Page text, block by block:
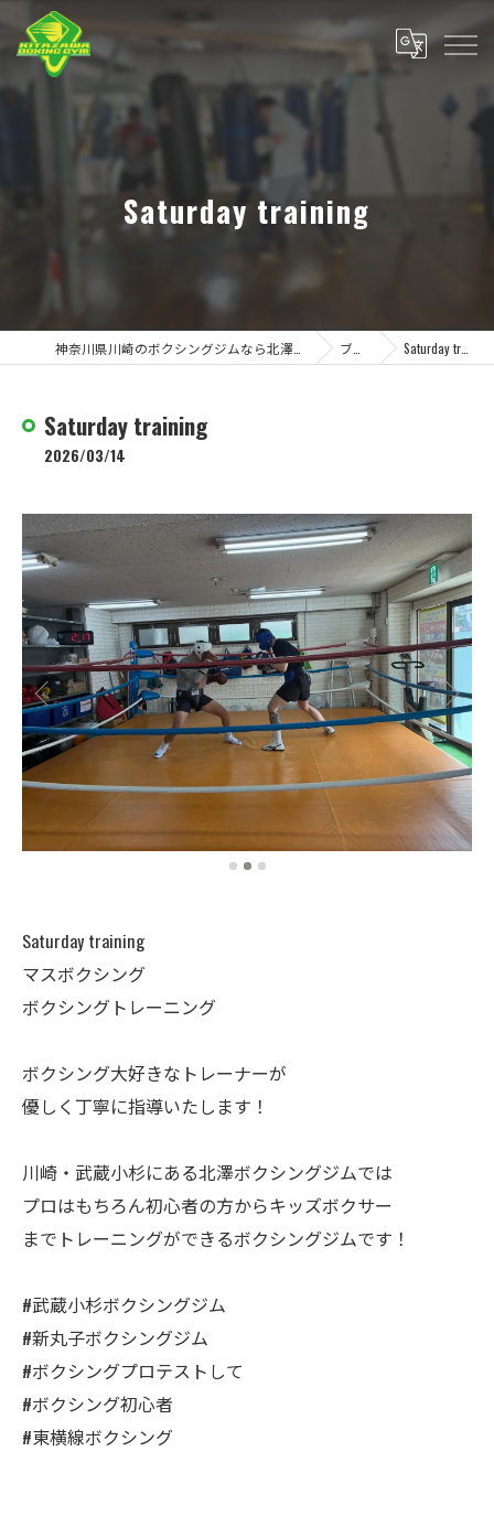
Saturday training
ブログ Saturday training
Saturday training
2026/03/14
Saturday training
マスボクシング
ボクシングトレーニング
ボクシング大好きなトレーナーが
優しく丁寧に指導いたします！
川崎・武蔵小杉にある北澤ボクシングジムでは
プロはもちろん初心者の方からキッズボクサー
までトレーニングができるボクシングジムです！
#武蔵小杉ボクシングジム
#新丸子ボクシングジム
#ボクシングプロテストして
#ボクシング初心者
#東横線ボクシング